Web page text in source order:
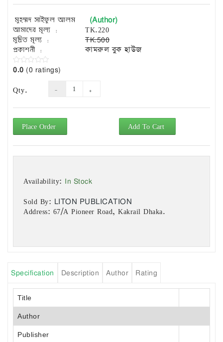
Books
Building
Construction
&
Civil
Engineering
মুহম্মদ সাইফুল আলম (Author)
আমাদের মূল্য : TK.220
মুদ্রিত মূল্য :
TK.500
প্রকাশনী :
কামরুল বুক হাউজ
0.0 (0 ratings)
Qty.
Place Order Add To Cart
Availability: In Stock
Sold By: LITON PUBLICATION
Address: 67/A Pioneer Road, Kakrail Dhaka.
Specification Description Author Rating
Title
Author
Publisher